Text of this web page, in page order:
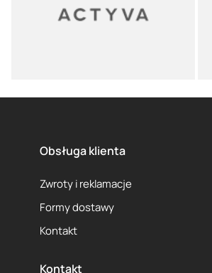
Obsługa klienta
Zwroty i reklamacje
Formy dostawy
Kontakt
Kontakt